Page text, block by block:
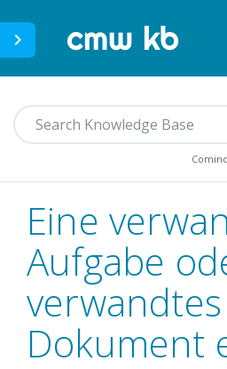
Eine
Aufgabe
verwandtes
Dokument